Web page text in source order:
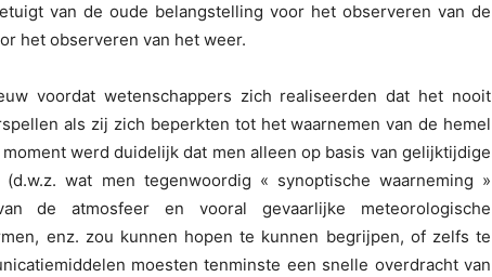
van de oude belangstelling voor het observeren van de
het observeren van het weer.
voordat wetenschappers zich realiseerden dat het nooit
als zij zich beperkten tot het waarnemen van de hemel
werd duidelijk dat men alleen op basis van gelijktijdige
wat men tegenwoordig « synoptische waarneming »
de atmosfeer en vooral gevaarlijke meteorologische
enz. zou kunnen hopen te kunnen begrijpen, of zelfs te
moesten tenminste een snelle overdracht van